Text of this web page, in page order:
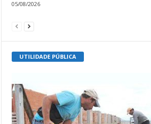
05/08/2026
UTILIDADE PÚBLICA